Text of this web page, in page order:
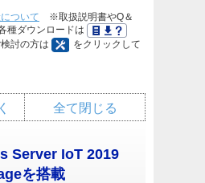
ついて ※取扱説明書やQ＆
種ダウンロードは
討の方は
をクリックして
全て閉じる
Server IoT 2019
を搭載